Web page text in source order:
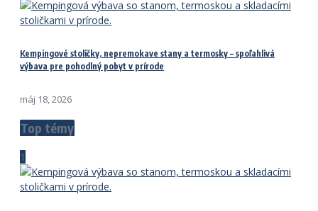
Kempingové stoličky, nepremokave stany a termosky – spoľahlivá
výbava pre pohodlný pobyt v prírode
máj 18, 2026
Top témy
1